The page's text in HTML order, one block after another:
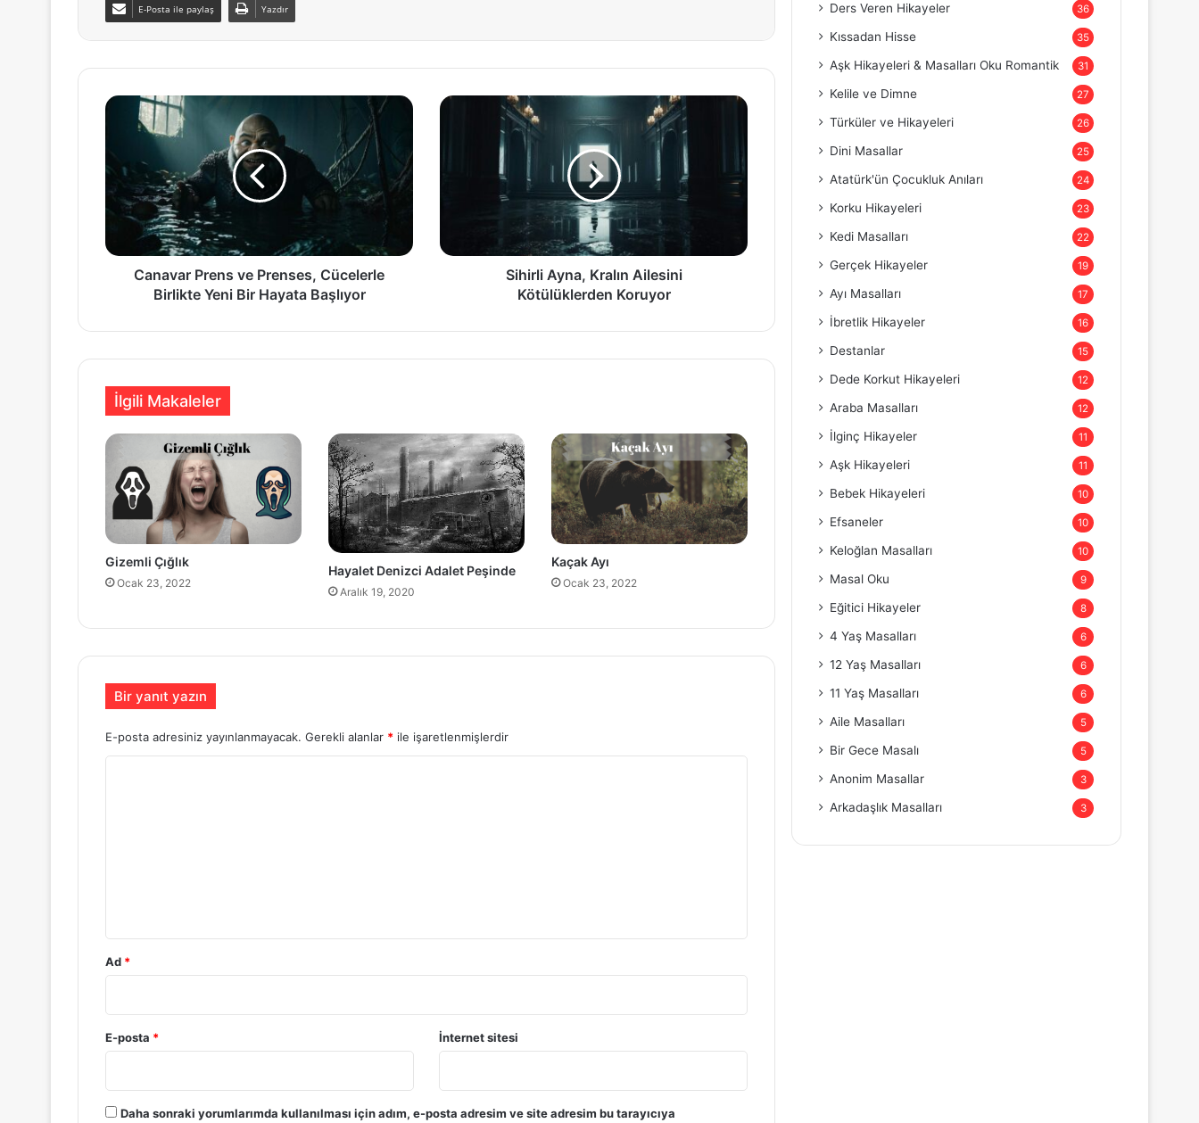
E-Posta ile paylaş Yazdır
Canavar
Prenses,
Cücelerle
Birlikte
Yeni
Hayata
BaşlıyorCanavar Prens ve Prenses, Cücelerle
Birlikte Yeni Bir Hayata Başlıyor
Sihirli
Kötülüklerden
Sihirli Ayna, Kralın Ailesini
Kötülüklerden Koruyor
İlgili Makaleler
Gizemli Çığlık
Ocak 23, 2022
Hayalet Denizci Adalet Peşinde
Aralık 19, 2020
Kaçak Ayı
Ocak 23, 2022
Bir yanıt yazın
E-posta adresiniz yayınlanmayacak. Gerekli alanlar * ile işaretlenmişlerdir
Ad *
E-posta * İnternet sitesi
Daha sonraki yorumlarımda kullanılması için adım, e-posta adresim ve site adresim bu tarayıcıya
Ders Veren Hikayeler 36
Kıssadan Hisse 35
Aşk Hikayeleri & Masalları Oku Romantik 31
Kelile ve Dimne 27
Türküler ve Hikayeleri 26
Dini Masallar 25
Atatürk'ün Çocukluk Anıları 24
Korku Hikayeleri 23
Kedi Masalları 22
Gerçek Hikayeler 19
Ayı Masalları 17
İbretlik Hikayeler 16
Destanlar 15
Dede Korkut Hikayeleri 12
Araba Masalları 12
İlginç Hikayeler 11
Aşk Hikayeleri 11
Bebek Hikayeleri 10
Efsaneler 10
Keloğlan Masalları 10
Masal Oku 9
Eğitici Hikayeler 8
4 Yaş Masalları 6
12 Yaş Masalları 6
11 Yaş Masalları 6
Aile Masalları 5
Bir Gece Masalı 5
Anonim Masallar 3
Arkadaşlık Masalları 3